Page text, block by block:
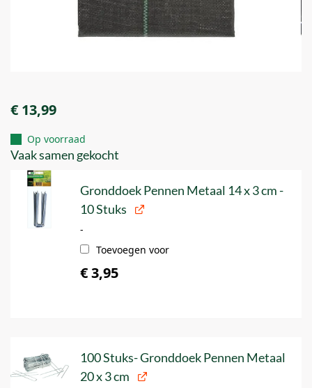
€ 13,99
Op voorraad
Vaak samen gekocht
Gronddoek Pennen Metaal 14 x 3 cm -
10 Stuks
-
Toevoegen voor
€ 3,95
100 Stuks- Gronddoek Pennen Metaal
20 x 3 cm